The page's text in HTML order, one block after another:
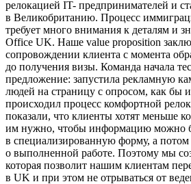
релокацией IT- предпринимателей и
в Великобританию. Процесс
требует много внимания к деталям и
Office UK. Наше value proposition
сопровождении клиента с момента
до получения визы. Команда начала
предложение: запустила рекламную
людей на страницу с опросом, как бы
происходил процесс комфортной
показали, что клиенты хотят меньше
им нужно, чтобы информацию можно
в специализированную форму, а потом
о выполненной работе. Поэтому мы
которая позволит нашим клиентам
в UK и при этом не отрываться от